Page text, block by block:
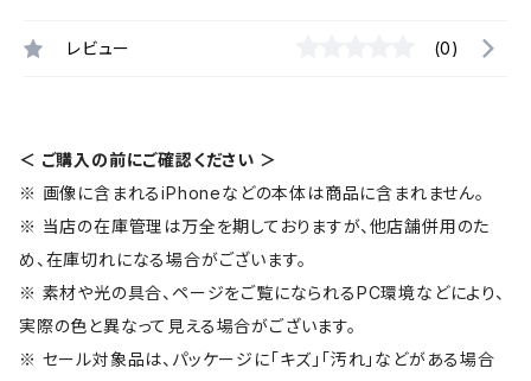
レビュー (0)
＜ ご購入の前にご確認ください ＞
※ 画像に含まれるiPhoneなどの本体は商品に含まれません。
※ 当店の在庫管理は万全を期しておりますが、他店舗併用のた
め、在庫切れになる場合がございます。
※ 素材や光の具合、ページをご覧になられるPC環境などにより、
実際の色と異なって見える場合がございます。
※ セール対象品は、パッケージに「キズ」「汚れ」などがある場合